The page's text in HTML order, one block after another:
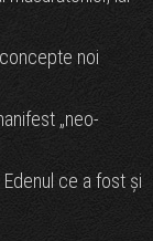
noi
„neo-
ce a fost şi